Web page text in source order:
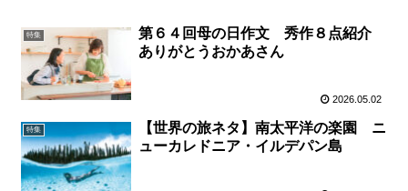
特集
第６４回母の日作文 秀作８点紹介
ありがとうおかあさん
2026.05.02
特集
【世界の旅ネタ】南太平洋の楽園 ニ
ューカレドニア・イルデパン島